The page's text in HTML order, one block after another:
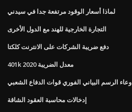
لماذا أسعار الوقود مرتفعة جدا في سيدني
التجارة الخارجية للهند مع الدول الأخرى
دفع ضريبة الشركات على الانترنت كلكتا
401k معدل الضريبة 2020
وعاء الرسم البياني الفوري قوات الدفاع الشعبي
إدخالات محاسبة العقود الشاقة